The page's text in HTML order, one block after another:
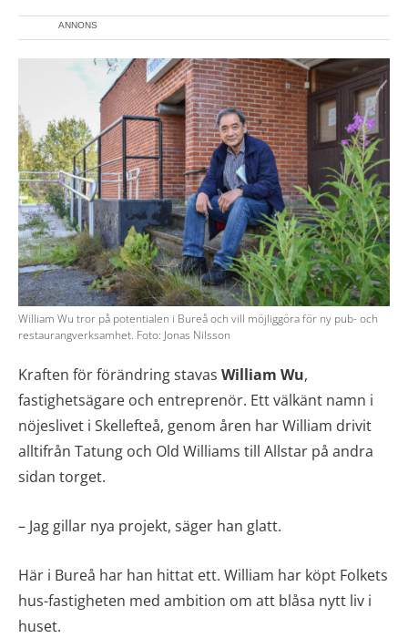
ANNONS
William Wu tror på potentialen i Bureå och vill möjliggöra för ny pub- och
restaurangverksamhet. Foto: Jonas Nilsson
Kraften för förändring stavas William Wu,
fastighetsägare och entreprenör. Ett välkänt namn i
nöjeslivet i Skellefteå, genom åren har William drivit
alltifrån Tatung och Old Williams till Allstar på andra
sidan torget.
– Jag gillar nya projekt, säger han glatt.
Här i Bureå har han hittat ett. William har köpt Folkets
hus-fastigheten med ambition om att blåsa nytt liv i
huset.